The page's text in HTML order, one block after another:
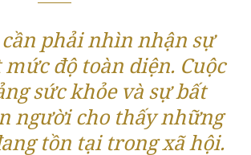
cần phải nhìn nhận sự
độ toàn diện. Cuộc
sức khỏe và sự bất
người cho thấy những
tồn tại trong xã hội.